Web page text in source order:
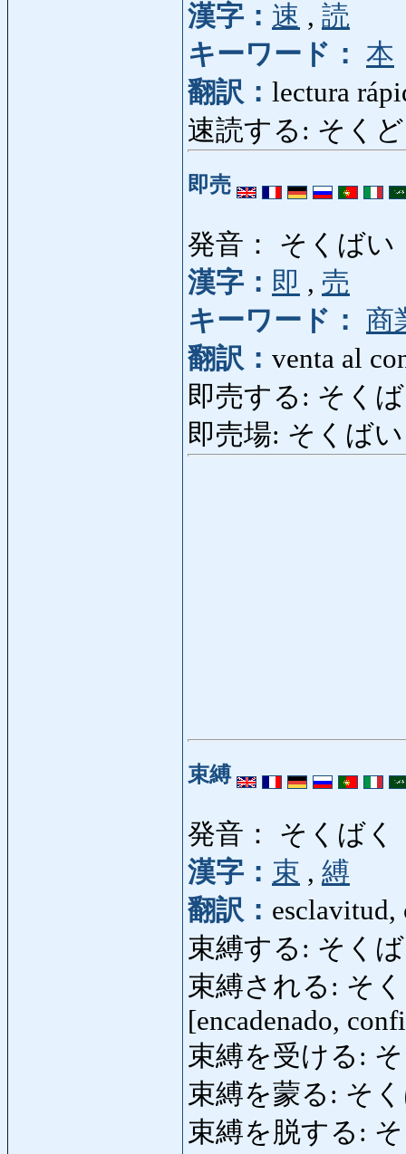
漢字： 速 , 読
キーワード： 本
翻訳： lectura
速読する: そくど
即売
発音： そくばい
漢字： 即 , 売
キーワード： 商
翻訳： venta al
即売する: そくば
即売場: そくば
束縛
発音： そくばく
漢字： 束 , 縛
翻訳： esclavitud,
束縛する: そくば
束縛される: そ
[encadenado,
束縛を受ける:
束縛を蒙る: そ
束縛を脱する: